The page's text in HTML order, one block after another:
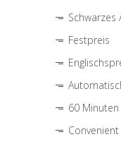
Festpreis
60